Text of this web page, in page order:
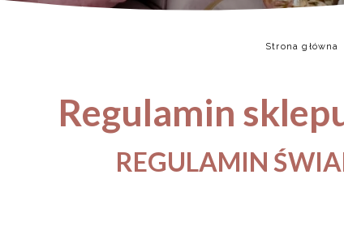
Strona główna
Regulamin
REGULAMIN